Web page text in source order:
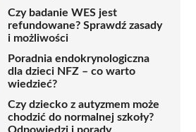
Czy badanie WES jest
refundowane? Sprawdź zasady
i możliwości
Poradnia endokrynologiczna
dla dzieci NFZ – co warto
wiedzieć?
Czy dziecko z autyzmem może
chodzić do normalnej szkoły?